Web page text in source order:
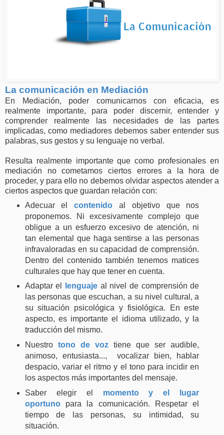
La comunicación en Mediación
En Mediación, poder comunicarnos con eficacia, es
realmente importante, para poder discernir, entender y
comprender realmente las necesidades de las partes
implicadas, como mediadores debemos saber entender sus
palabras, sus gestos y su lenguaje no verbal.
Resulta realmente importante que como profesionales en
mediación no cometamos ciertos errores a la hora de
proceder, y para ello no debemos olvidar aspectos atender a
ciertos aspectos que guardan relación con:
Adecuar elcontenido al objetivo que nos
proponemos. Ni excesivamente complejo que
obligue a un esfuerzo excesivo de atención, ni
tan elemental que haga sentirse a las personas
infravaloradas en su capacidad de comprensión.
Dentro del contenido también tenemos matices
culturales que hay que tener en cuenta.
Adaptar el
lenguaje al nivel de comprensión de
las personas que escuchan, a su nivel cultural, a
su situación psicológica y fisiológica. En este
aspecto, es importante el idioma utilizado, y la
traducción del mismo.
Nuestrotono de voztiene que ser audible,
animoso, entusiasta..., vocalizar bien, hablar
despacio, variar el ritmo y el tono para incidir en
los aspectos más importantes del mensaje.
Saber elegir el
momento y el lugar
oportunopara la comunicación. Respetar el
tiempo de las personas, su intimidad, su
situación.